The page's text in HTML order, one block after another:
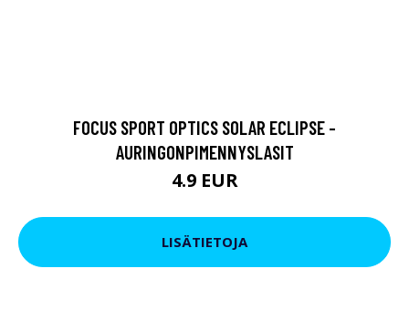
FOCUS SPORT OPTICS SOLAR ECLIPSE -
AURINGONPIMENNYSLASIT
4.9 EUR
LISÄTIETOJA